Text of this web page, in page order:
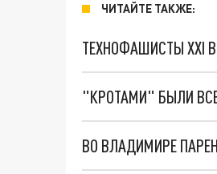
ЧИТАЙТЕ ТАКЖЕ:
ТЕХНОФАШИСТЫ XXI
"КРОТАМИ" БЫЛИ